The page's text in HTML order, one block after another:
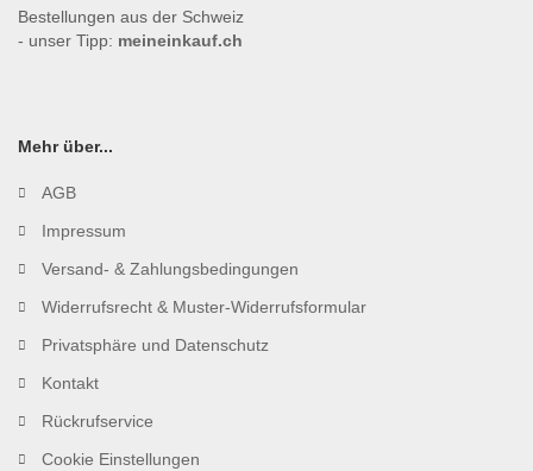
Bestellungen aus der Schweiz
- unser Tipp: meineinkauf.ch
Mehr über...
AGB
Impressum
Versand- & Zahlungsbedingungen
Widerrufsrecht & Muster-Widerrufsformular
Privatsphäre und Datenschutz
Kontakt
Rückrufservice
Cookie Einstellungen